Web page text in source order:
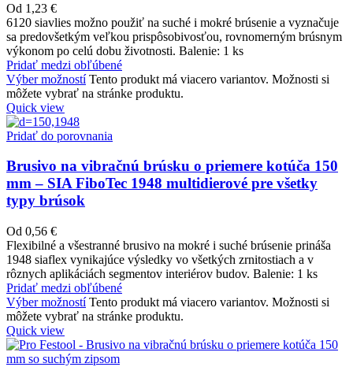
Od 1,23 €
6120 siavlies možno použiť na suché i mokré brúsenie a vyznačuje
sa predovšetkým veľkou prispôsobivosťou, rovnomerným brúsnym
výkonom po celú dobu životnosti. Balenie: 1 ks
Pridať medzi obľúbené
Výber možností Tento produkt má viacero variantov. Možnosti si
môžete vybrať na stránke produktu.
Quick view
Pridať do porovnania
Brusivo na vibračnú brúsku o priemere kotúča 150
mm – SIA FiboTec 1948 multidierové pre všetky
typy brúsok
Od 0,56 €
Flexibilné a všestranné brusivo na mokré i suché brúsenie prináša
1948 siaflex vynikajúce výsledky vo všetkých zrnitostiach a v
rôznych aplikáciách segmentov interiérov budov. Balenie: 1 ks
Pridať medzi obľúbené
Výber možností Tento produkt má viacero variantov. Možnosti si
môžete vybrať na stránke produktu.
Quick view